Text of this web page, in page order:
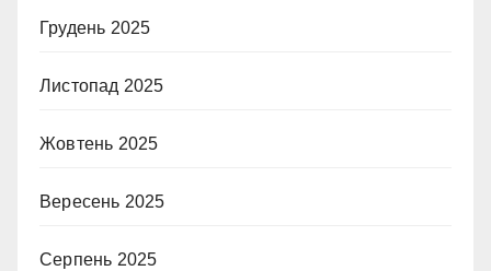
Грудень 2025
Листопад 2025
Жовтень 2025
Вересень 2025
Серпень 2025